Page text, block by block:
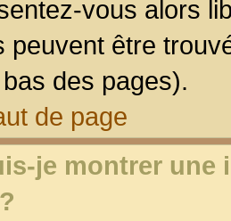
vous alors
peuvent être
des pages).
de page
je montrer une